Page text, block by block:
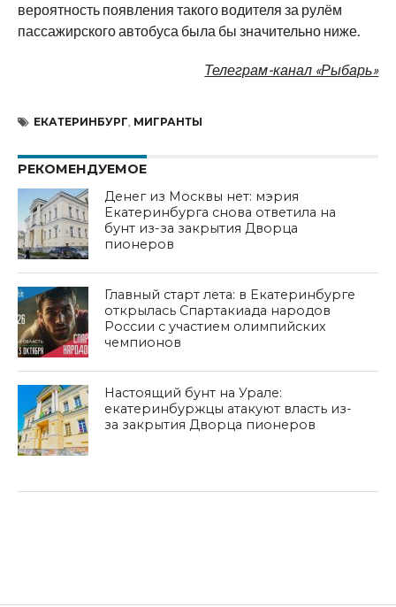
вероятность появления такого водителя за рулём
пассажирского автобуса была бы значительно ниже.
Телеграм-канал «Рыбарь»
ЕКАТЕРИНБУРГ, МИГРАНТЫ
РЕКОМЕНДУЕМОЕ
Денег из Москвы нет: мэрия
Екатеринбурга снова ответила на
бунт из-за закрытия Дворца
пионеров
Главный старт лета: в Екатеринбурге
открылась Спартакиада народов
России с участием олимпийских
чемпионов
Настоящий бунт на Урале:
екатеринбуржцы атакуют власть из-
за закрытия Дворца пионеров